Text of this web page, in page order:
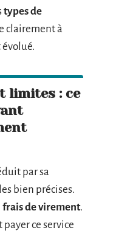
types de
clairement à
limites : ce
par sa
bien précises.
frais de virement.
ce service